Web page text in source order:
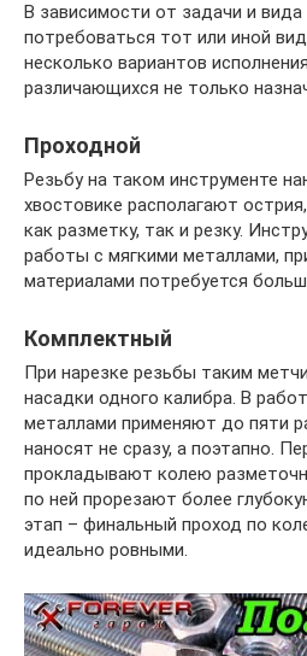
В зависимости от задачи и
потребоваться тот или иной
несколько вариантов
различающихся не только
Проходной
Резьбу на таком инструменте
хвостовике располагают
как разметку, так и резку.
работы с мягкими металлами,
материалами потребуется
Комплектный
При нарезке резьбы таким
насадки одного калибра. В
металлами применяют до пяти
наносят не сразу, а поэтапно.
прокладывают колею
по ней прорезают более
этап – финальный проход по
идеально ровными.